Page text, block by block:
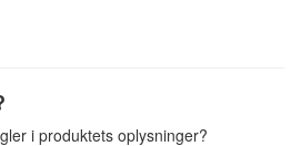
i produktets oplysninger?